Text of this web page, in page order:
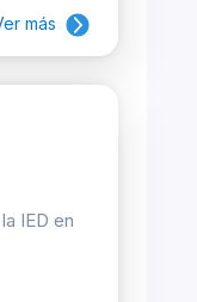
más
IED en